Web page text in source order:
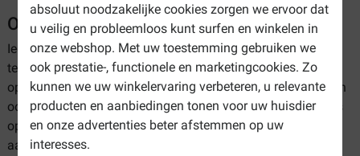
absoluut noodzakelijke cookies zorgen we ervoor dat
u veilig en probleemloos kunt surfen en winkelen in
onze webshop. Met uw toestemming gebruiken we
ook prestatie-, functionele en marketingcookies. Zo
kunnen we uw winkelervaring verbeteren, u relevante
producten en aanbiedingen tonen voor uw huisdier
en onze advertenties beter afstemmen op uw
interesses.
Oog- en oorverzorging voor de hond
Iedere dag krijgen de ogen en oren van uw hond aardig wat
te verduren. Vuil, water, modder en haren kunnen zich
ophopen en uiteindelijk leiden tot irritatie. Een goede oog- en
oorverzorging is dan ook van groot belang. Het kan de kans
op infecties, irritaties en andere pijnlijke aandoeningen
aanzienlijk verkleinen. Ons uitgebreide assortiment